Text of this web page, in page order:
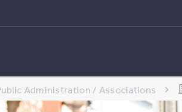
Administration / Associations